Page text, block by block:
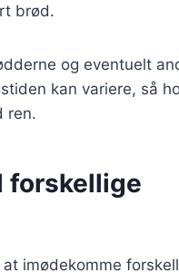
brød.
og eventuelt
kan variere, så
ren.
forskellige
imødekomme